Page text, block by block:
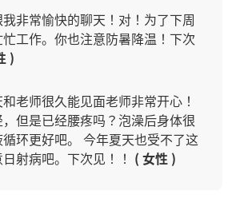
非常愉快的聊天！对！为了下周
工作。你也注意防暑降温！下次
)
老师很久能见面老师非常开心！
但是已经腰疼吗？泡澡后身体很
环更好吧。 今年夏天也受不了这
射病吧。下次见！！ ( 女性 )